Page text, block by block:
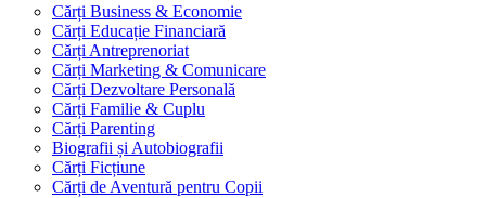
Cărți Business & Economie
Cărți Educație Financiară
Cărți Antreprenoriat
Cărți Marketing & Comunicare
Cărți Dezvoltare Personală
Cărți Familie & Cuplu
Cărți Parenting
Biografii și Autobiografii
Cărți Ficțiune
Cărți de Aventură pentru Copii